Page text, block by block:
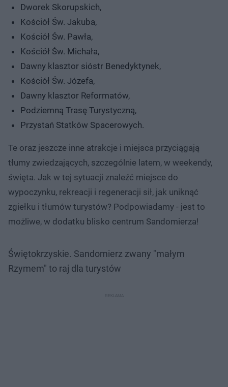
Dworek Skorupskich,
Kościół Św. Jakuba,
Kościół Św. Pawła,
Kościół Św. Michała,
Dawny klasztor sióstr Benedyktynek,
Kościół Św. Józefa,
Dawny klasztor Reformatów,
Podziemną Trasę Turystyczną,
Przystań Statków Spacerowych.
Te oraz jeszcze inne atrakcje i miejsca przyciągają
tłumy zwiedzających, szczególnie latem, w weekendy,
święta. Jak w tej sytuacji znaleźć miejsce do
wypoczynku, rekreacji i regeneracji sił, jak uniknąć
zgiełku i tłumów turystów? Podpowiadamy - jest to
możliwe, w dodatku blisko centrum Sandomierza!
Świętokrzyskie. Sandomierz zwany "małym
Rzymem" to raj dla turystów